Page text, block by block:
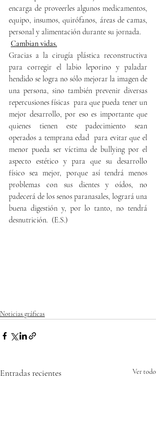
encarga de proveerles algunos medicamentos,
equipo, insumos, quirófanos, áreas de camas,
personal y alimentación durante su jornada.
Cambian vidas.
Gracias a la cirugía plástica reconstructiva
para corregir el labio leporino y paladar
hendido se logra no sólo mejorar la imagen de
una persona, sino también prevenir diversas
repercusiones físicas  para que pueda tener un
mejor desarrollo, por eso es importante que
quienes tienen este padecimiento sean
operados a temprana edad  para evitar que el
menor pueda ser víctima de bullying por el
aspecto estético y para que su desarrollo
físico sea mejor, porque así tendrá menos
problemas con sus dientes y oídos, no
padecerá de los senos paranasales, logrará una
buena digestión y, por lo tanto, no tendrá
desnutrición.  (E.S.)
Noticias gráficas
Entradas recientes Ver todo